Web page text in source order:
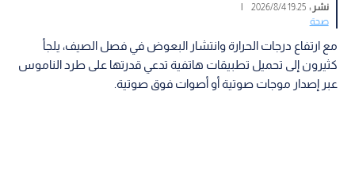
نشر :19:25 2026/8/4
|
صحة
مع ارتفاع درجات الحرارة وانتشار البعوض في فصل الصيف، يلجأ
كثيرون إلى تحميل تطبيقات هاتفية تدعي قدرتها على طرد الناموس
عبر إصدار موجات صوتية أو أصوات فوق صوتية.